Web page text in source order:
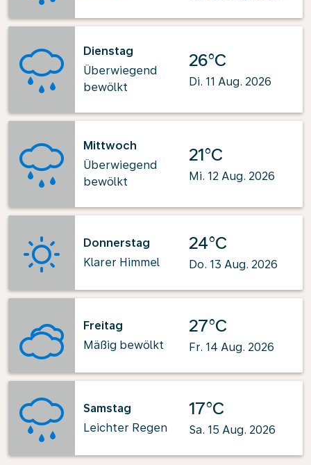
Dienstag
Überwiegend
bewölkt
26°C
Di. 11 Aug. 2026
Mittwoch
Überwiegend
bewölkt
21°C
Mi. 12 Aug. 2026
Donnerstag
Klarer Himmel
24°C
Do. 13 Aug. 2026
Freitag
Mäßig bewölkt
27°C
Fr. 14 Aug. 2026
Samstag
Leichter Regen
17°C
Sa. 15 Aug. 2026